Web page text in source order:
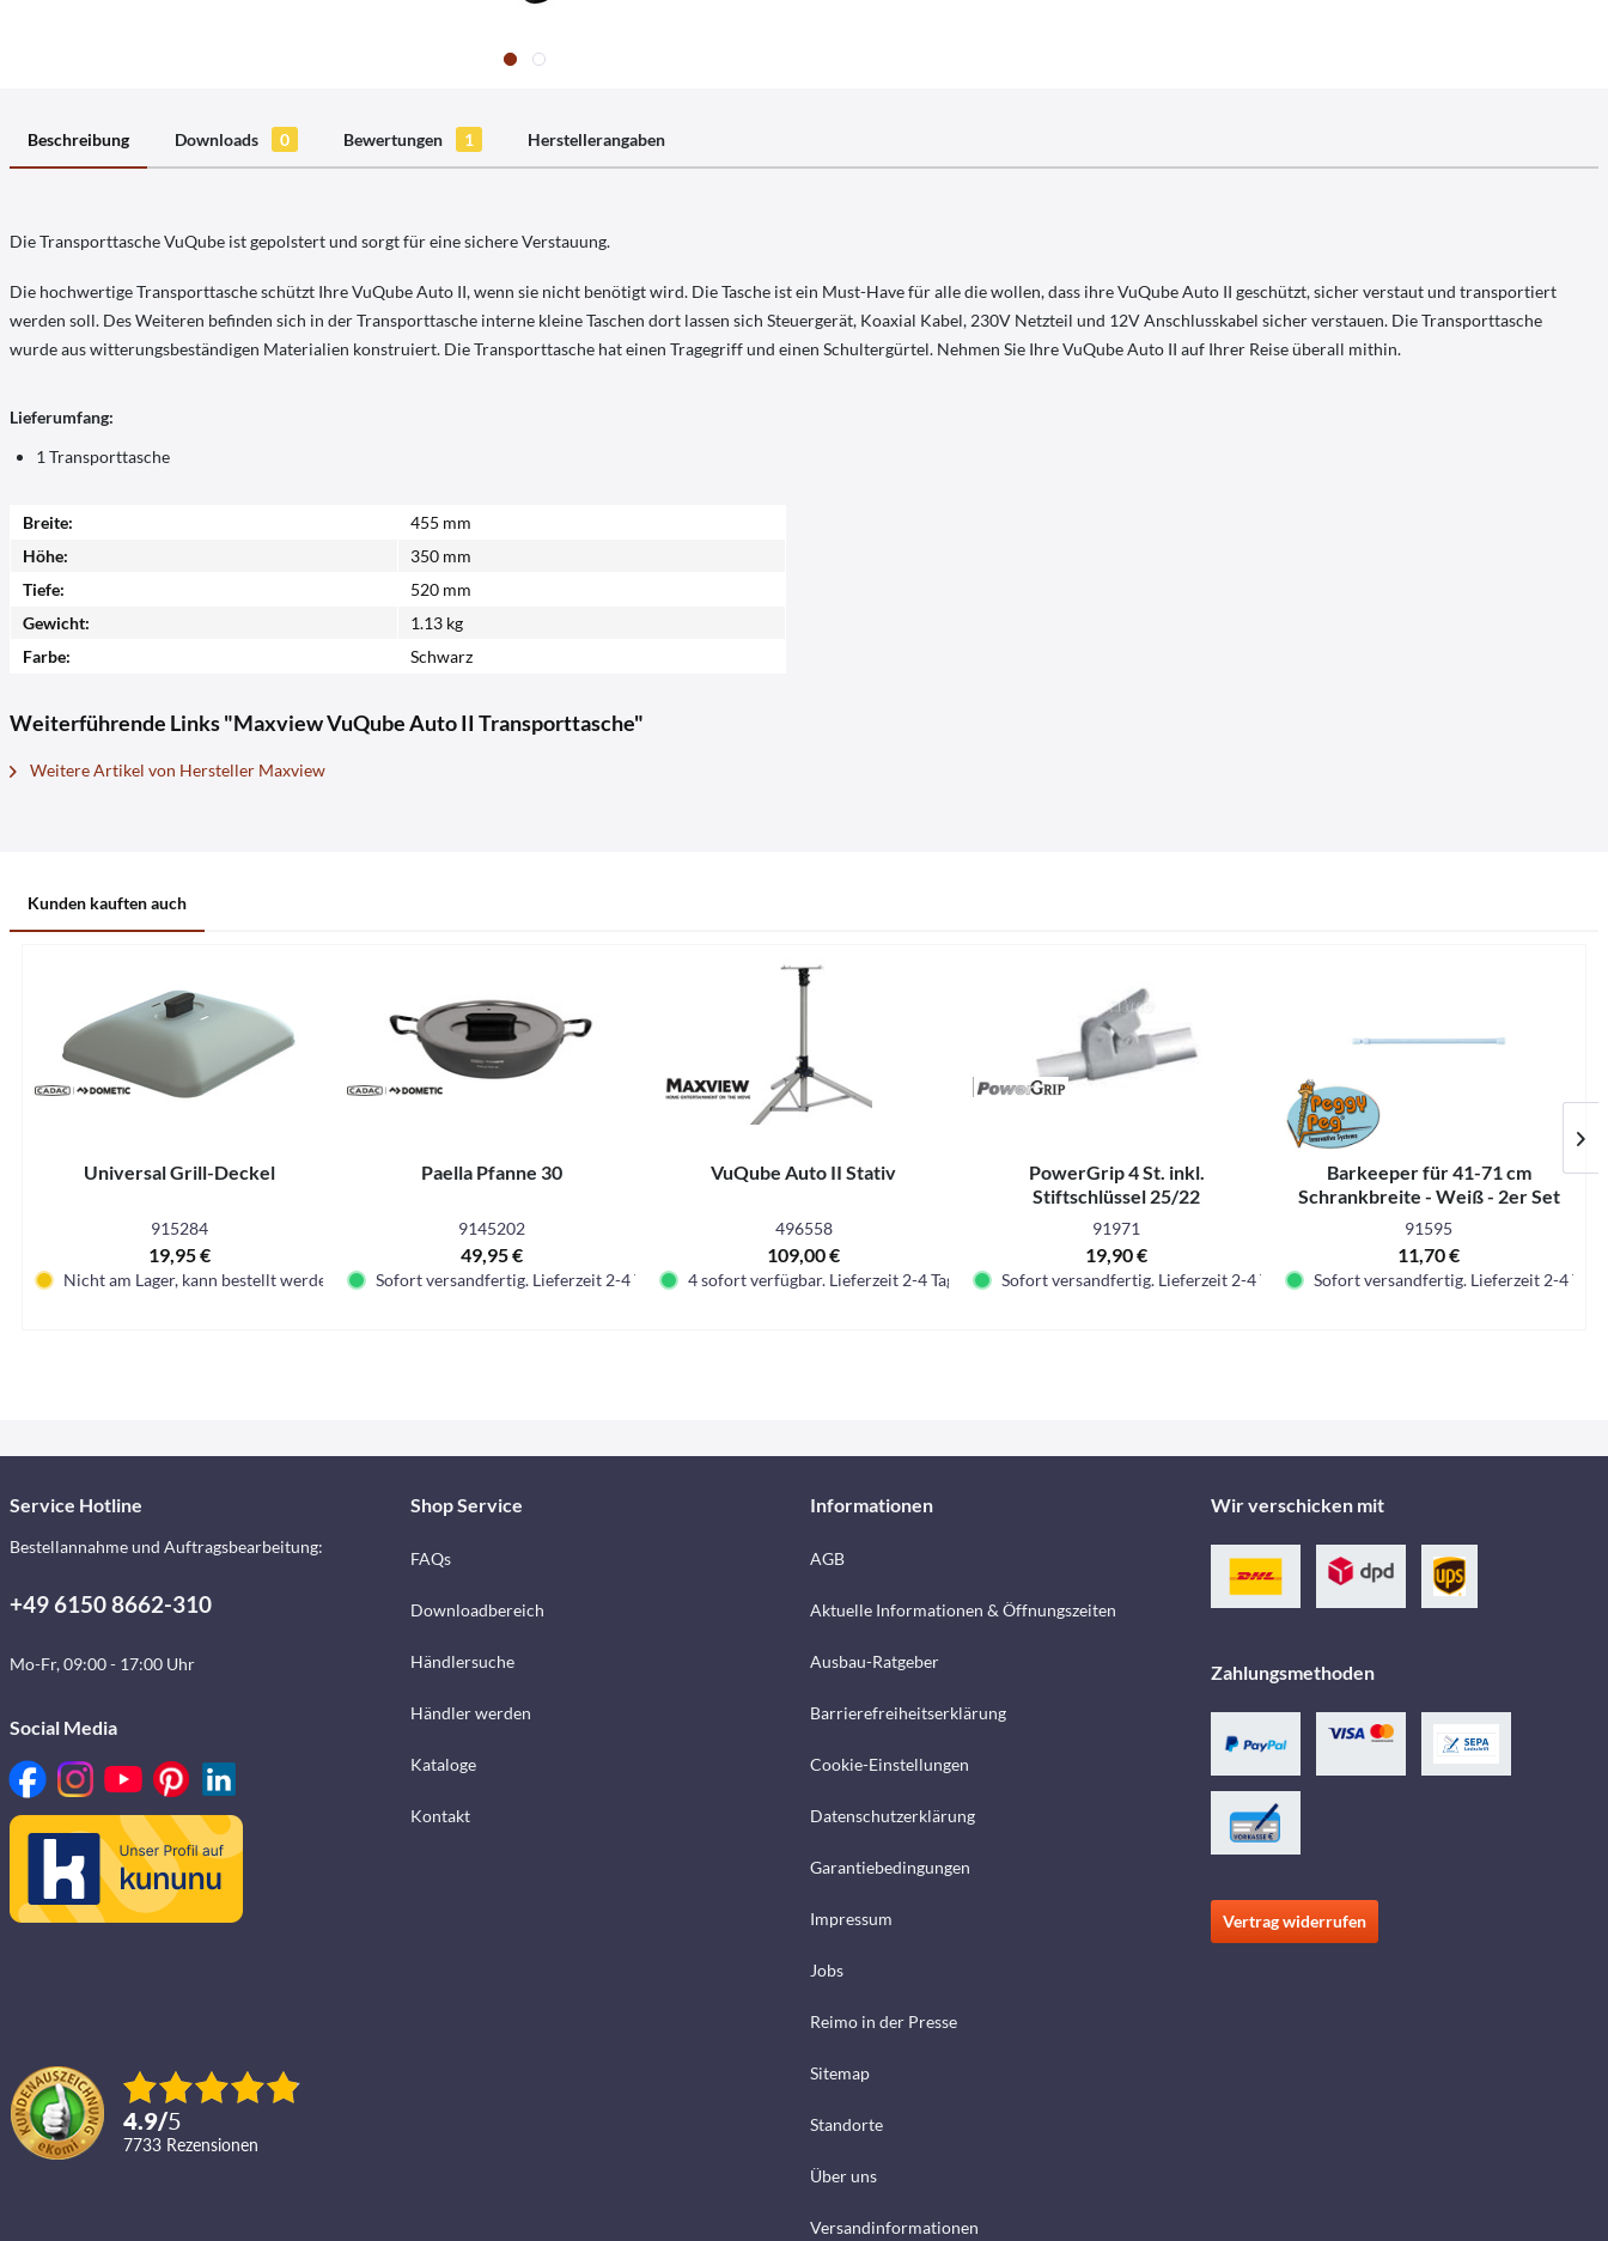
Beschreibung Downloads 0 Bewertungen 1 Herstellerangaben
Die Transporttasche VuQube ist gepolstert und sorgt für eine sichere Verstauung.
Die hochwertige Transporttasche schützt Ihre VuQube Auto II, wenn sie nicht benötigt wird. Die Tasche ist ein Must-Have für alle die wollen, dass ihre VuQube Auto II geschützt, sicher verstaut und transportiert
werden soll. Des Weiteren befinden sich in der Transporttasche interne kleine Taschen dort lassen sich Steuergerät, Koaxial Kabel, 230V Netzteil und 12V Anschlusskabel sicher verstauen. Die Transporttasche
wurde aus witterungsbeständigen Materialien konstruiert. Die Transporttasche hat einen Tragegriff und einen Schultergürtel. Nehmen Sie Ihre VuQube Auto II auf Ihrer Reise überall mithin.
Lieferumfang:
1 Transporttasche
Breite:
455 mm
Höhe:
350 mm
Tiefe:
520 mm
Gewicht:
1.13 kg
Farbe:
Schwarz
Weiterführende Links "Maxview VuQube Auto II Transporttasche"
Weitere Artikel von Hersteller Maxview
Kunden kauften auch
Universal Grill-Deckel
915284
19,95 €
Nicht am Lager, kann bestellt werden
Paella Pfanne 30
9145202
49,95 €
Sofort versandfertig. Lieferzeit 2-4 Tage.
VuQube Auto II Stativ
496558
109,00 €
4 sofort verfügbar. Lieferzeit 2-4 Tage.
PowerGrip 4 St. inkl.
Stiftschlüssel 25/22
91971
19,90 €
Sofort versandfertig. Lieferzeit 2-4 Tage.
Barkeeper für 41-71 cm
Schrankbreite - Weiß - 2er Set
91595
11,70 €
Sofort versandfertig. Lieferzeit 2-4 Tage.
Service Hotline
Bestellannahme und Auftragsbearbeitung:
+49 6150 8662-310
Mo-Fr, 09:00 - 17:00 Uhr
Social Media
4.9/5
7733 Rezensionen
Shop Service
FAQs
Downloadbereich
Händlersuche
Händler werden
Kataloge
Kontakt
Informationen
AGB
Aktuelle Informationen & Öffnungszeiten
Ausbau-Ratgeber
Barrierefreiheitserklärung
Cookie-Einstellungen
Datenschutzerklärung
Garantiebedingungen
Impressum
Jobs
Reimo in der Presse
Sitemap
Standorte
Über uns
Versandinformationen
Wir verschicken mit
Zahlungsmethoden
Vertrag widerrufen